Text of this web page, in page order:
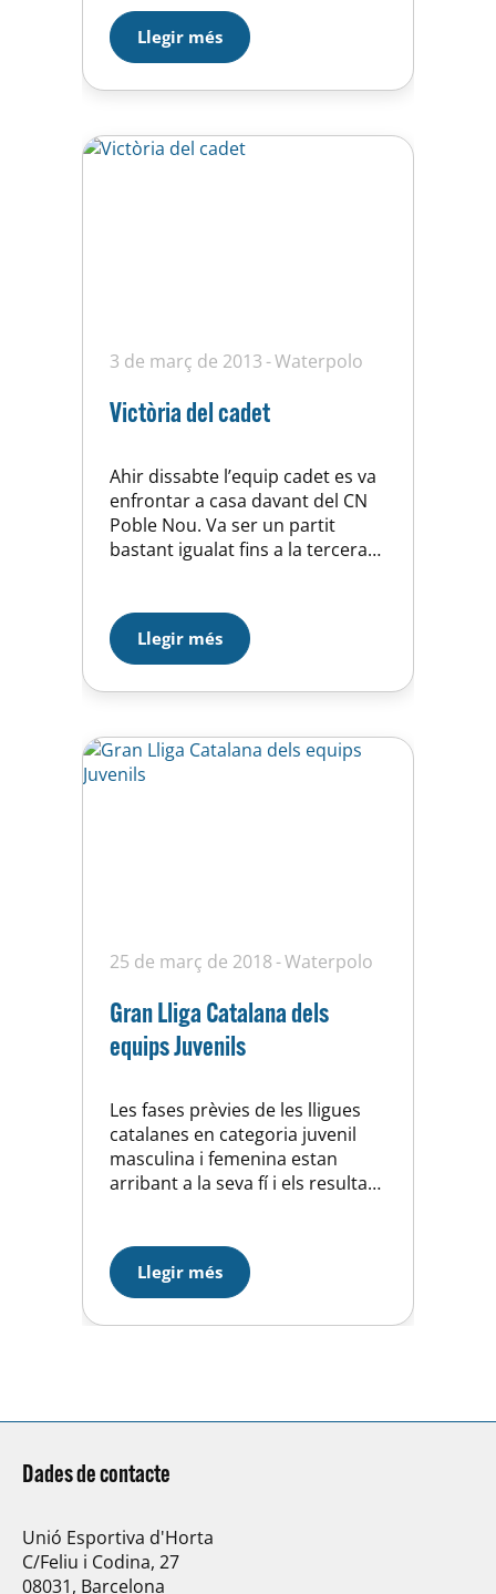
Les noies han fet un partit
clarament dominat des del
principi pel rival, bàsicament per
diferència de banquetes i de
tots…
Llegir més
3 de març de 2013 Waterpolo
Victòria del cadet
Ahir dissabte l’equip cadet es va
enfrontar a casa davant del CN
Poble Nou. Va ser un partit
bastant igualat fins a la tercera
errades en àtac. El resultat final:
UE Horta 13 – CN Poble Nou 5
Llegir més
25 de març de 2018 Waterpolo
Gran Lliga Catalana dels
equips Juvenils
Les fases prèvies de les lligues
catalanes en categoria juvenil
masculina i femenina estan
arribant a la seva fí i els resultats
davant del CN Sabadell 12-12 i
aconseguia un magnífic 8è lloc
final. Amb aquest resultat
assolíem l’objectiu marcat
Llegir més
Dades de contacte
Unió Esportiva d'Horta
C/Feliu i Codina, 27
08031, Barcelona